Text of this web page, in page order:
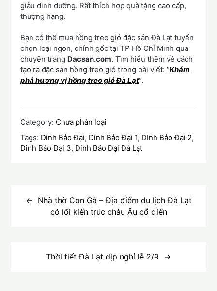
giàu dinh dưỡng. Rất thích hợp quà tặng cao cấp,
thượng hạng.
Bạn có thể mua hồng treo gió đặc sản Đà Lạt tuyển
chọn loại ngon, chính gốc tại TP Hồ Chí Minh qua
chuyên trang Dacsan.com. Tìm hiểu thêm về cách
tạo ra đặc sản hồng treo gió trong bài viết: “Khám
phá hương vị hồng treo gió Đà Lạt“.
Category: Chưa phân loại
Tags: Dinh Bảo Đại, Dinh Bảo Đại 1, DInh Bảo Đại 2,
Dinh Bảo Đại 3, Dinh Bảo Đại Đà Lạt
hướngNhà thờ Con Gà – Địa điểm du lịch Đà Lạt
có lối kiến trúc châu Âu cổ điển
Thời tiết Đà Lạt dịp nghỉ lễ 2/9